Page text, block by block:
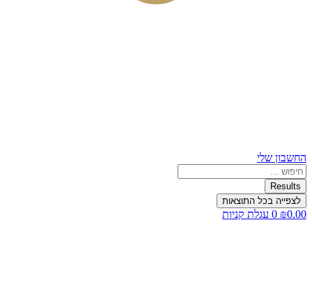
החשבון שלי
Search
...
Results
לצפייה בכל התוצאות
₪0.00
0 עגלת קניות